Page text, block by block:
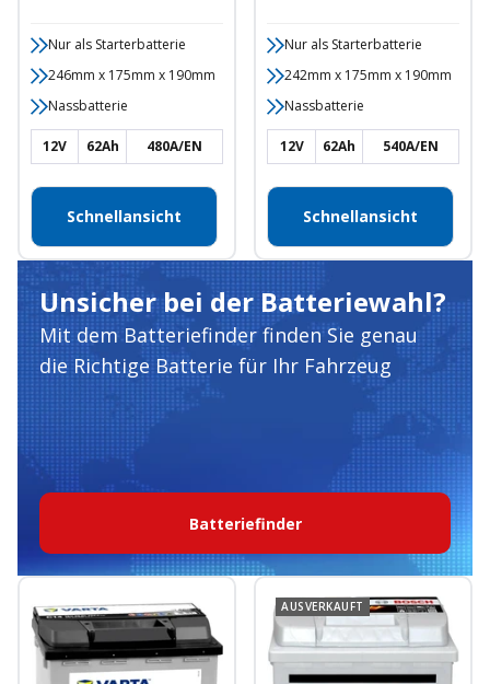
Nur als Starterbatterie
246mm x 175mm x 190mm
Nassbatterie
12V 62Ah 480A/EN
Schnellansicht
Nur als Starterbatterie
242mm x 175mm x 190mm
Nassbatterie
12V 62Ah 540A/EN
Schnellansicht
Unsicher bei der Batteriewahl?
Mit dem Batteriefinder finden Sie genau
die Richtige Batterie für Ihr Fahrzeug
Batteriefinder
AUSVERKAUFT